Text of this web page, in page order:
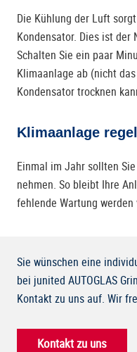
Die Kühlung der Luft
Kondensator. Dies ist der
Schalten Sie ein paar
Klimaanlage ab (nicht
Kondensator trocknen
Klimaanlage
Einmal im Jahr sollten
nehmen. So bleibt Ihre
fehlende Wartung werden
Sie wünschen eine
bei junited AUTOGLAS
Kontakt zu uns auf. Wir
Kontakt zu uns